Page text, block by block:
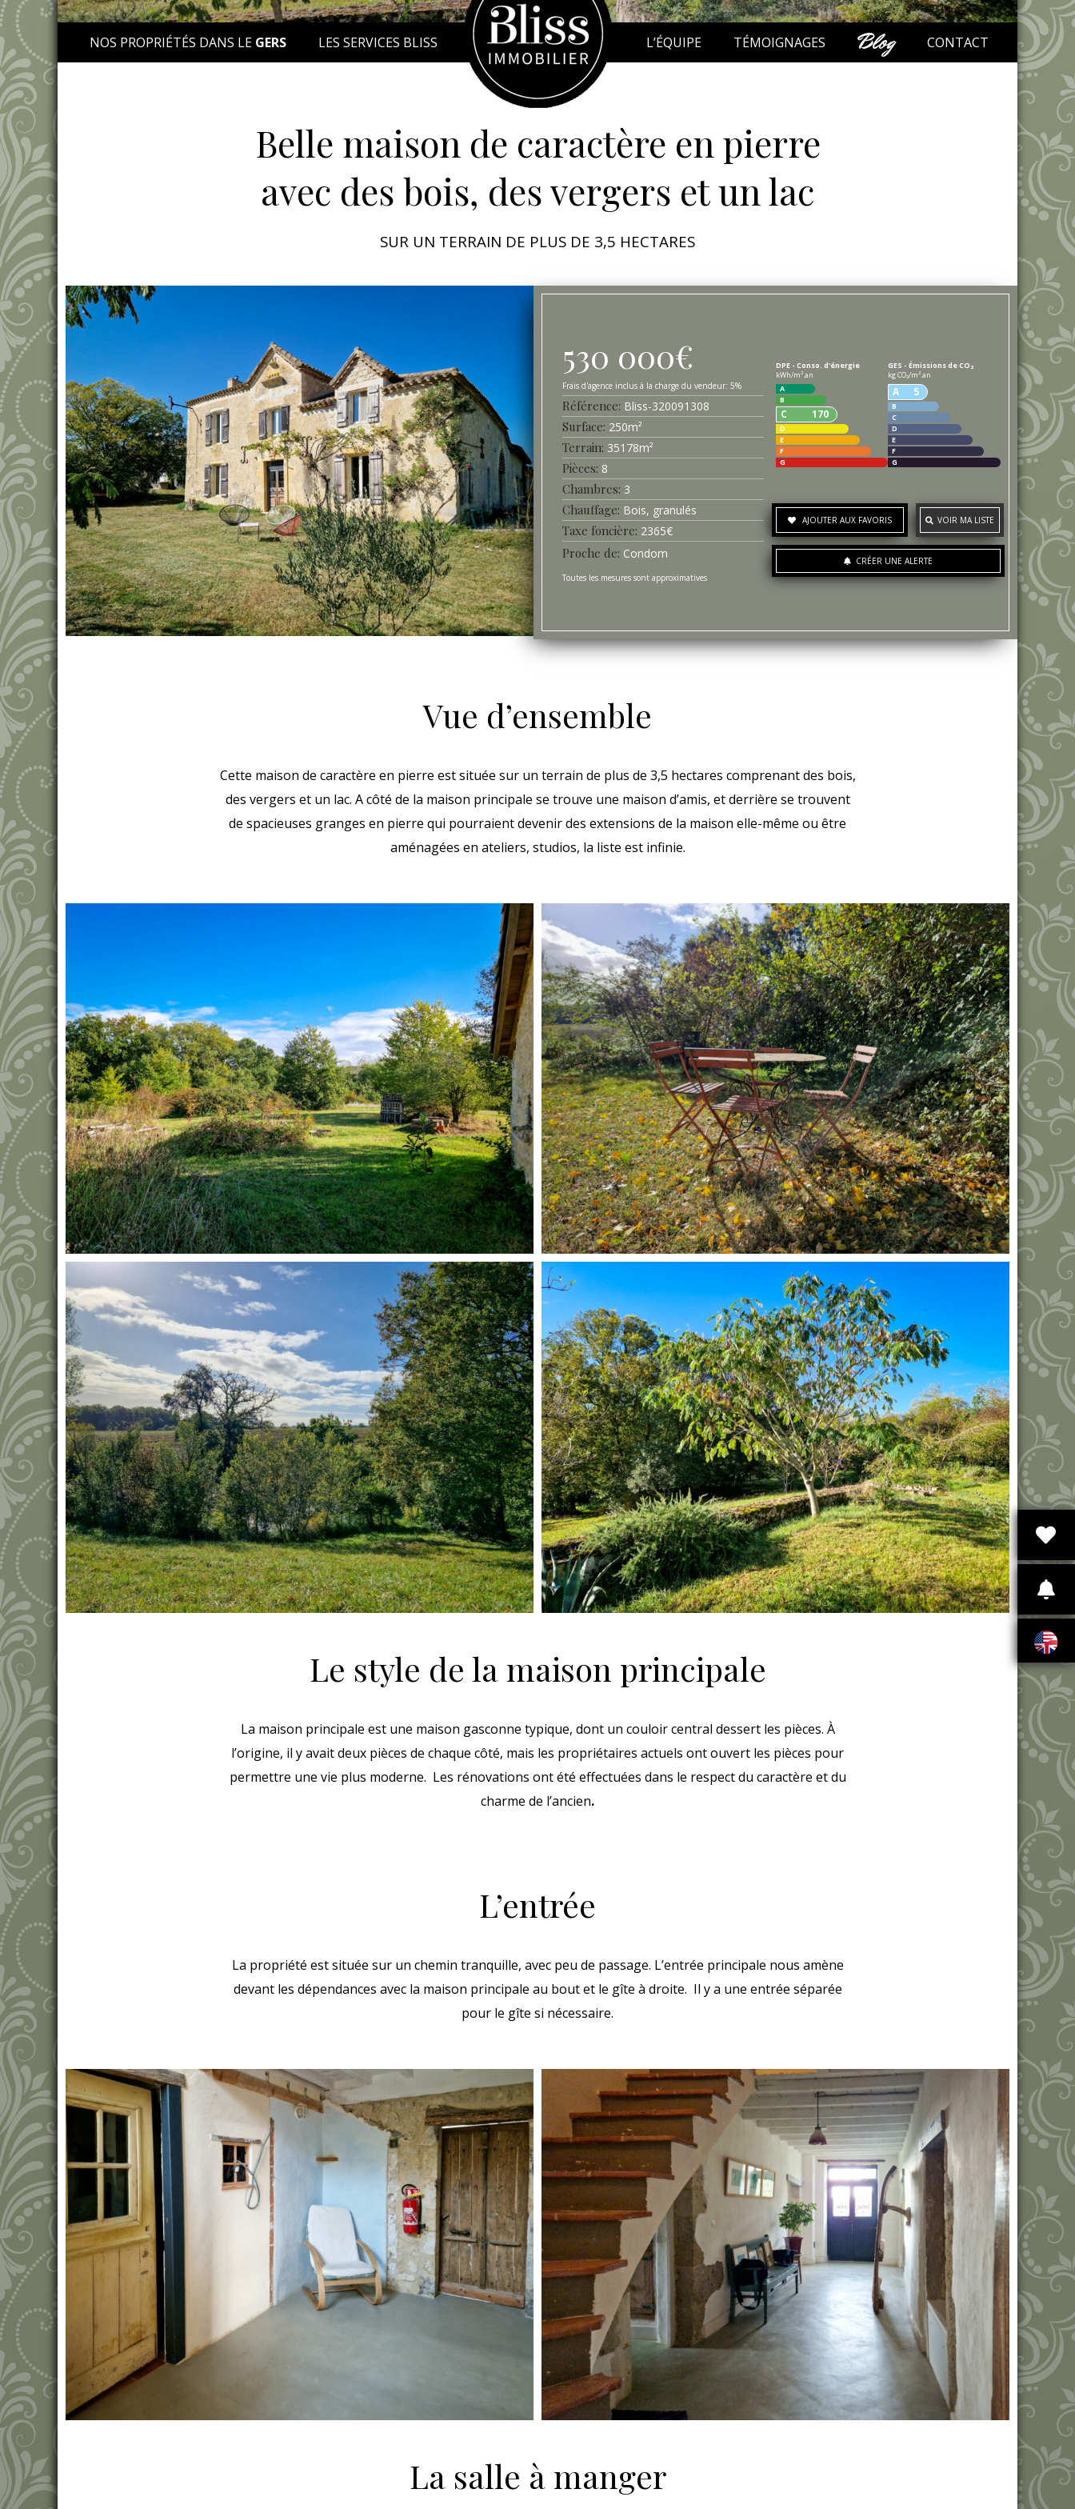
NOS PROPRIÉTÉS DANS LE GERS LES SERVICES BLISS L’ÉQUIPE TÉMOIGNAGES Blog CONTACT
Belle maison de caractère en pierre
avec des bois, des vergers et un lac
SUR UN TERRAIN DE PLUS DE 3,5 HECTARES
530 000€
5%
Référence Bliss-320091308
Surface 250m²
Terrain 35178m²
Pièces 8
Chambres 3
Chauffage Bois, granulés
Taxe foncière 2365€
Proche de Condom
Toutes les mesures sont approximatives
DPE - Conso. d'énergie
kWh/m².an
A
B
C 170
D
E
F
G
GES - Émissions de CO₂
kg CO₂/m².an
A 5
B
C
D
E
F
G
AJOUTER AUX FAVORIS VOIR MA LISTE
CRÉER UNE ALERTE
Vue d’ensemble
Cette maison de caractère en pierre est située sur un terrain de plus de 3,5 hectares comprenant des bois,
des vergers et un lac. A côté de la maison principale se trouve une maison d’amis, et derrière se trouvent
de spacieuses granges en pierre qui pourraient devenir des extensions de la maison elle-même ou être
aménagées en ateliers, studios, la liste est infinie.
Le style de la maison principale
La maison principale est une maison gasconne typique, dont un couloir central dessert les pièces. À
l’origine, il y avait deux pièces de chaque côté, mais les propriétaires actuels ont ouvert les pièces pour
permettre une vie plus moderne. Les rénovations ont été effectuées dans le respect du caractère et du
charme de l’ancien.
L’entrée
La propriété est située sur un chemin tranquille, avec peu de passage. L’entrée principale nous amène
devant les dépendances avec la maison principale au bout et le gîte à droite. Il y a une entrée séparée
pour le gîte si nécessaire.
La salle à manger